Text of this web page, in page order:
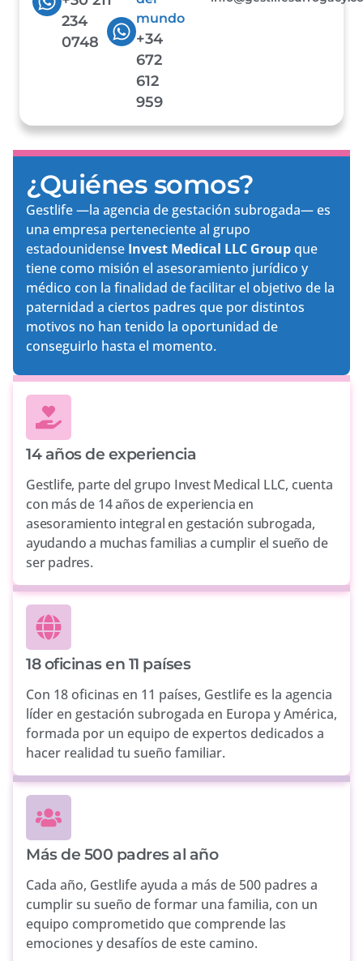
234
0748
mundo
+34
672
612
959
¿Quiénes somos?
Gestlife —la agencia de gestación subrogada— es
una empresa perteneciente al grupo
estadounidense Invest Medical LLC Groupque
tiene como misión el asesoramiento jurídico y
médico con la finalidad de facilitar el objetivo de la
paternidad a ciertos padres que por distintos
motivos no han tenido la oportunidad de
conseguirlo hasta el momento.
14 años de experiencia
Gestlife, parte del grupo Invest Medical LLC, cuenta
con más de 14 años de experiencia en
asesoramiento integral en gestación subrogada,
ayudando a muchas familias a cumplir el sueño de
ser padres.
18 oficinas en 11 países
Con 18 oficinas en 11 países, Gestlife es la agencia
líder en gestación subrogada en Europa y América,
formada por un equipo de expertos dedicados a
hacer realidad tu sueño familiar.
Más de 500 padres al año
Cada año, Gestlife ayuda a más de 500 padres a
cumplir su sueño de formar una familia, con un
equipo comprometido que comprende las
emociones y desafíos de este camino.